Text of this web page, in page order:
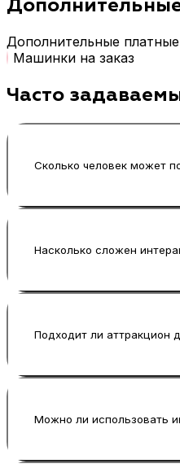
Дополнительные платные
Машинки на заказ
Часто
Сколько человек может
в среднем до 60
Насколько сложен
едет его машинка по
Подходит ли аттракцион
азартная гоночная
Можно ли использовать